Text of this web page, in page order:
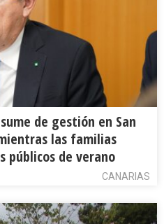
de gestión en San
las familias
públicos de verano
CANARIAS